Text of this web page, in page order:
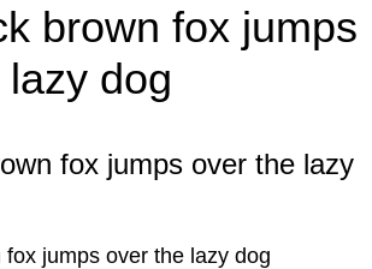
brown fox jumps
dog
fox jumps over the lazy
jumps over the lazy dog